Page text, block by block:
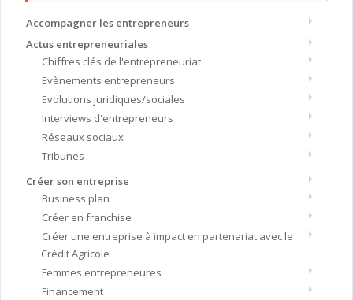
Accompagner les entrepreneurs
Actus entrepreneuriales
Chiffres clés de l'entrepreneuriat
Evènements entrepreneurs
Evolutions juridiques/sociales
Interviews d'entrepreneurs
Réseaux sociaux
Tribunes
Créer son entreprise
Business plan
Créer en franchise
Créer une entreprise à impact en partenariat avec le
Crédit Agricole
Femmes entrepreneures
Financement